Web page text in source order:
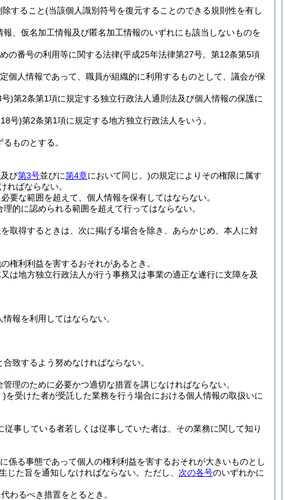
すること(当該個人識別符号を復元することのできる規則性を有し
、仮名加工情報及び匿名加工情報のいずれにも該当しないものを
の番号の利用等に関する法律(平成25年法律第27号。第12条第5項
個人情報であって、職員が組織的に利用するものとして、議会が保
)第2条第1項に規定する独立行政法人通則法及び個人情報の保護に
号)第2条第1項に規定する地方独立行政法人をいう。
ものとする。
及び第3号並びに第4章において同じ。)の規定によりその権限に属す
ればならない。
要な範囲を超えて、個人情報を保有してはならない。
的に認められる範囲を超えて行ってはならない。
取得するときは、次に掲げる場合を除き、あらかじめ、本人に対
権利利益を害するおそれがあるとき。
は地方独立行政法人が行う事務又は事業の適正な遂行に支障を及
報を利用してはならない。
致するよう努めなければならない。
理のために必要かつ適切な措置を講じなければならない。
)を受けた者が受託した業務を行う場合における個人情報の取扱いに
従事している者若しくは従事していた者は、その業務に関して知り
係る事態であって個人の権利利益を害するおそれが大きいものとし
た旨を通知しなければならない。 ただし、 次の各号のいずれかに
わるべき措置をとるとき。